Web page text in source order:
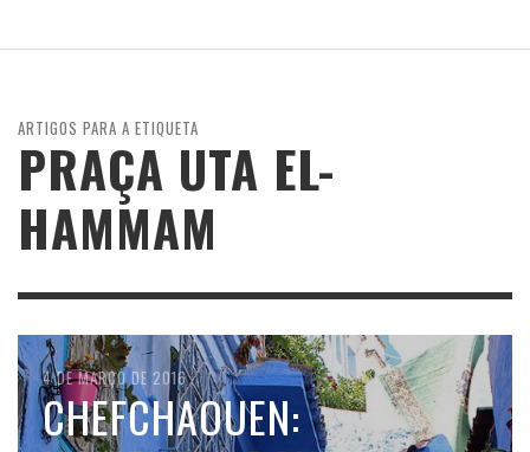
ARTIGOS PARA A ETIQUETA
PRAÇA UTA EL-
HAMMAM
4 DE MARÇO DE 2016
CHEFCHAOUEN: